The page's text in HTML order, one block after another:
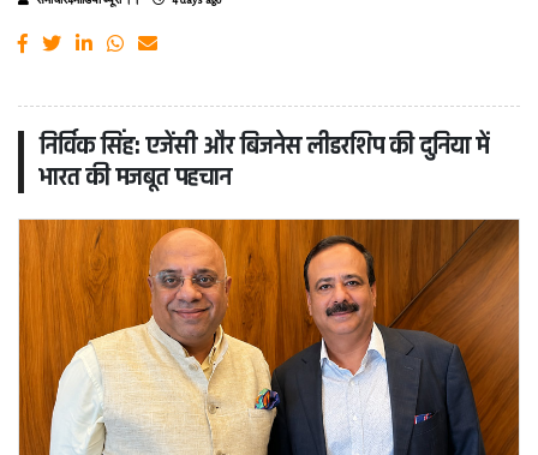
निर्विक सिंह: एजेंसी और बिजनेस लीडरशिप की दुनिया में
भारत की मजबूत पहचान